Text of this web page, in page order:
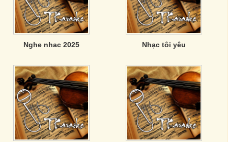
Nghe nhac 2025 Nhạc tôi yêu